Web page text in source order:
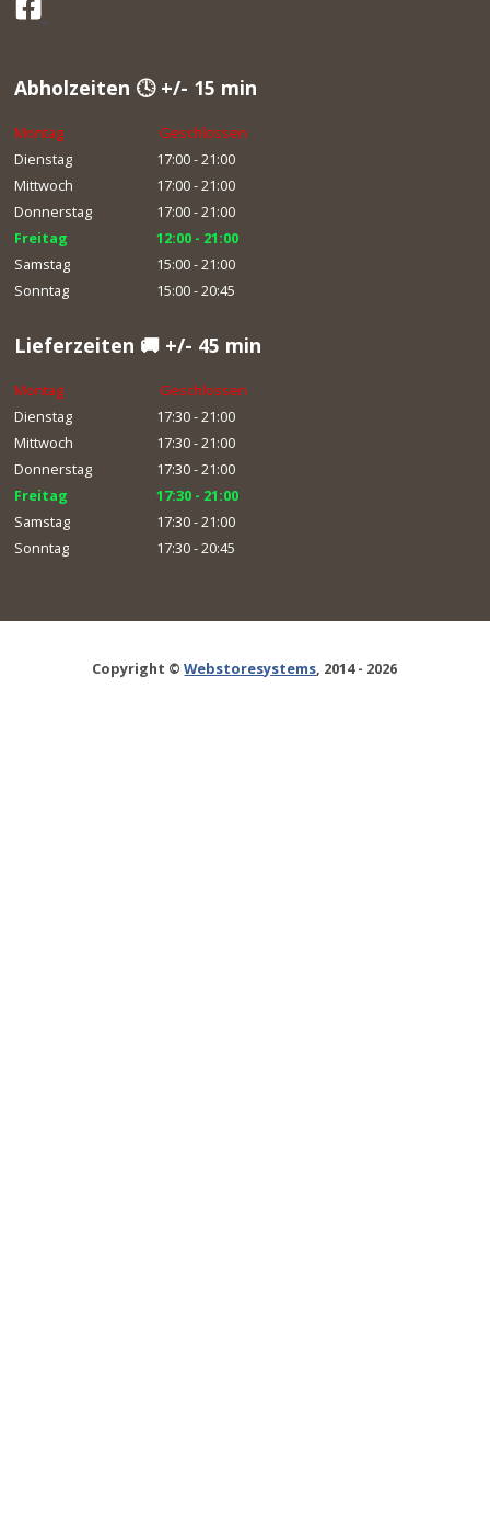
Abholzeiten 🕓 +/- 15 min
Montag
Geschlossen
Dienstag
17:00 - 21:00
Mittwoch
17:00 - 21:00
Donnerstag
17:00 - 21:00
Freitag
12:00 - 21:00
Samstag
15:00 - 21:00
Sonntag
15:00 - 20:45
Lieferzeiten 🚚 +/- 45 min
Montag
Geschlossen
Dienstag
17:30 - 21:00
Mittwoch
17:30 - 21:00
Donnerstag
17:30 - 21:00
Freitag
17:30 - 21:00
Samstag
17:30 - 21:00
Sonntag
17:30 - 20:45
Copyright ©Webstoresystems, 2014 - 2026